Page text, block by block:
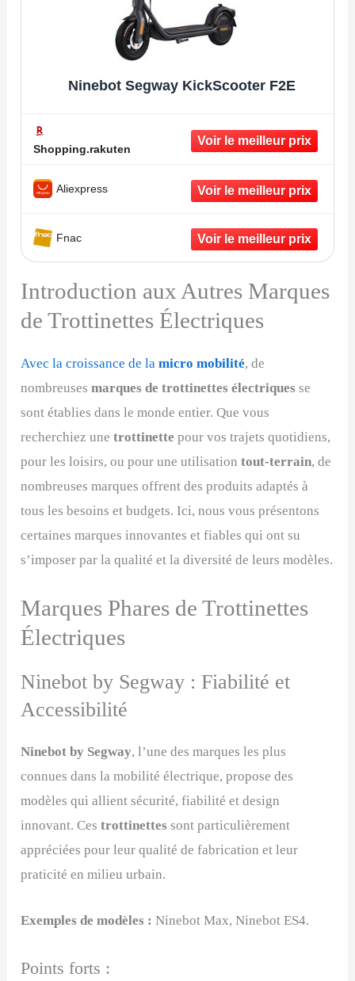
Ninebot Segway KickScooter F2E
Shopping.rakuten
Aliexpress
Fnac
Introduction aux Autres Marques
de Trottinettes Électriques
Avec la croissance de lamicro mobilité, de
nombreusesmarques de trottinettes électriques se
sont établies dans le monde entier. Que vous
recherchiez unetrottinettepour vos trajets quotidiens,
pour les loisirs, ou pour une utilisationtout-terrain, de
nombreuses marques offrent des produits adaptés à
tous les besoins et budgets. Ici, nous vous présentons
certaines marques innovantes et fiables qui ont su
s’imposer par la qualité et la diversité de leurs modèles.
Marques Phares de Trottinettes
Électriques
Ninebot by Segway : Fiabilité et
Accessibilité
Ninebot by Segway, l’une des marques les plus
connues dans la mobilité électrique, propose des
modèles qui allient sécurité, fiabilité et design
innovant. Cestrottinettessont particulièrement
appréciées pour leur qualité de fabrication et leur
praticité en milieu urbain.
Exemples de modèles : Ninebot Max, Ninebot ES4.
Points forts :